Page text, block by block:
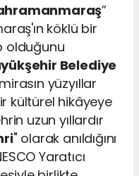
”
köklü bir
olduğunu
Belediye
yüzyıllar
kültürel hikâyeye
uzun yıllardır
" olarak anıldığını
Yaratıcı